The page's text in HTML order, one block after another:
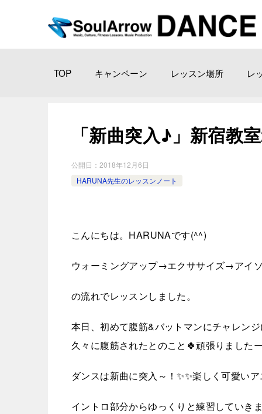
TOP キャンペーン レッスン場所 レ
「新曲突入♪」新宿教
公開日： 2018年12月6日
HARUNA先生のレッスンノート
こんにちは。HARUNAです(^^)
ウォーミングアップ→エクササイズ→ア
の流れでレッスンしました。
本日、初めて腹筋&バットマンにチャレン
久々に腹筋されたとのこと🍀頑張りました
ダンスは新曲に突入～！✨✨楽しく可愛い
イントロ部分からゆっくりと練習していき